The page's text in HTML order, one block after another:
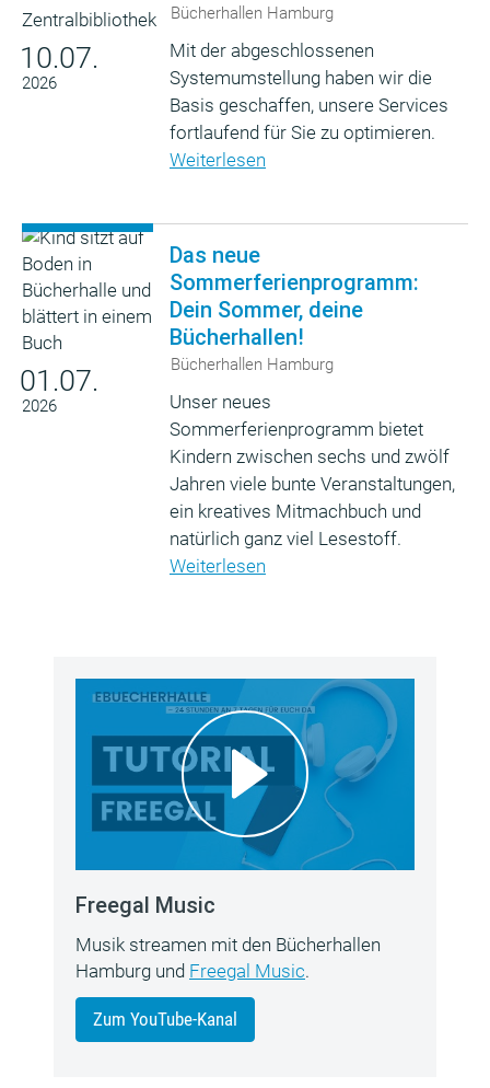
10.07.
2026
Bücherhallen Hamburg
Mit der abgeschlossenen
Systemumstellung haben wir die
Basis geschaffen, unsere Services
fortlaufend für Sie zu optimieren.
Weiterlesen
01.07.
2026
Das neue
Sommerferienprogramm:
Dein Sommer, deine
Bücherhallen!
Bücherhallen Hamburg
Unser neues
Sommerferienprogramm bietet
Kindern zwischen sechs und zwölf
Jahren viele bunte Veranstaltungen,
ein kreatives Mitmachbuch und
natürlich ganz viel Lesestoff.
Weiterlesen
Freegal Music
Musik streamen mit den Bücherhallen
Hamburg und Freegal Music.
Zum YouTube-Kanal